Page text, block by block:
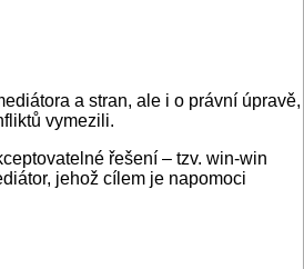
a stran, ale i o právní úpravě,
vymezili.
řešení – tzv. win-win
jehož cílem je napomoci